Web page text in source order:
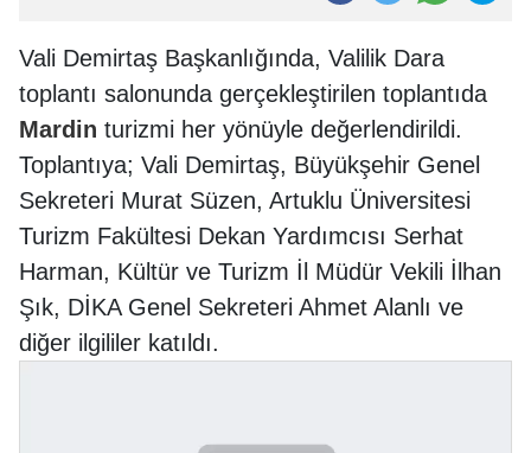
Vali Demirtaş Başkanlığında, Valilik Dara
toplantı salonunda gerçekleştirilen toplantıda
Mardin turizmi her yönüyle değerlendirildi.
Toplantıya; Vali Demirtaş, Büyükşehir Genel
Sekreteri Murat Süzen, Artuklu Üniversitesi
Turizm Fakültesi Dekan Yardımcısı Serhat
Harman, Kültür ve Turizm İl Müdür Vekili İlhan
Şık, DİKA Genel Sekreteri Ahmet Alanlı ve
diğer ilgililer katıldı.